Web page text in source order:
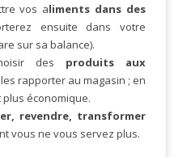
vos aliments dans des
ensuite dans votre
sur sa balance).
des produits aux
rapporter au magasin ; en
plus économique.
revendre, transformer
vous ne vous servez plus.